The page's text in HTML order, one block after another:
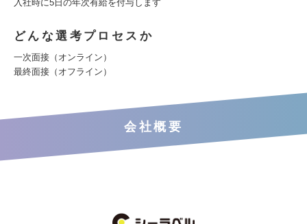
入社時に5日の年次有給を付与します
どんな選考プロセスか
一次面接（オンライン）
最終面接（オフライン）
会社概要